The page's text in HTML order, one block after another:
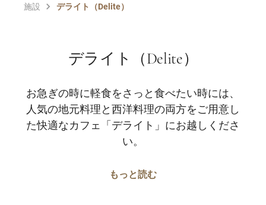
施設
デライト（Delite）
デライト（Delite）
お急ぎの時に軽食をさっと食べたい時には、
人気の地元料理と西洋料理の両方をご用意し
た快適なカフェ「デライト」にお越しくださ
い。
もっと読む